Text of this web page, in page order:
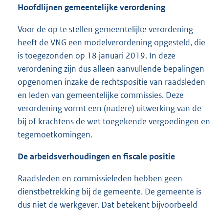
Hoofdlijnen gemeentelijke verordening
Voor de op te stellen gemeentelijke verordening
heeft de VNG een modelverordening opgesteld, die
is toegezonden op 18 januari 2019. In deze
verordening zijn dus alleen aanvullende bepalingen
opgenomen inzake de rechtspositie van raadsleden
en leden van gemeentelijke commissies. Deze
verordening vormt een (nadere) uitwerking van de
bij of krachtens de wet toegekende vergoedingen en
tegemoetkomingen.
De arbeidsverhoudingen en fiscale positie
Raadsleden en commissieleden hebben geen
dienstbetrekking bij de gemeente. De gemeente is
dus niet de werkgever. Dat betekent bijvoorbeeld